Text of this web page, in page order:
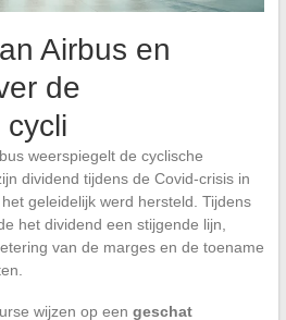
Airbus en
de
weerspiegelt de cyclische
dividend tijdens de Covid-crisis in
geleidelijk werd hersteld. Tijdens
het dividend een stijgende lijn,
van de marges en de toename
wijzen op een geschat